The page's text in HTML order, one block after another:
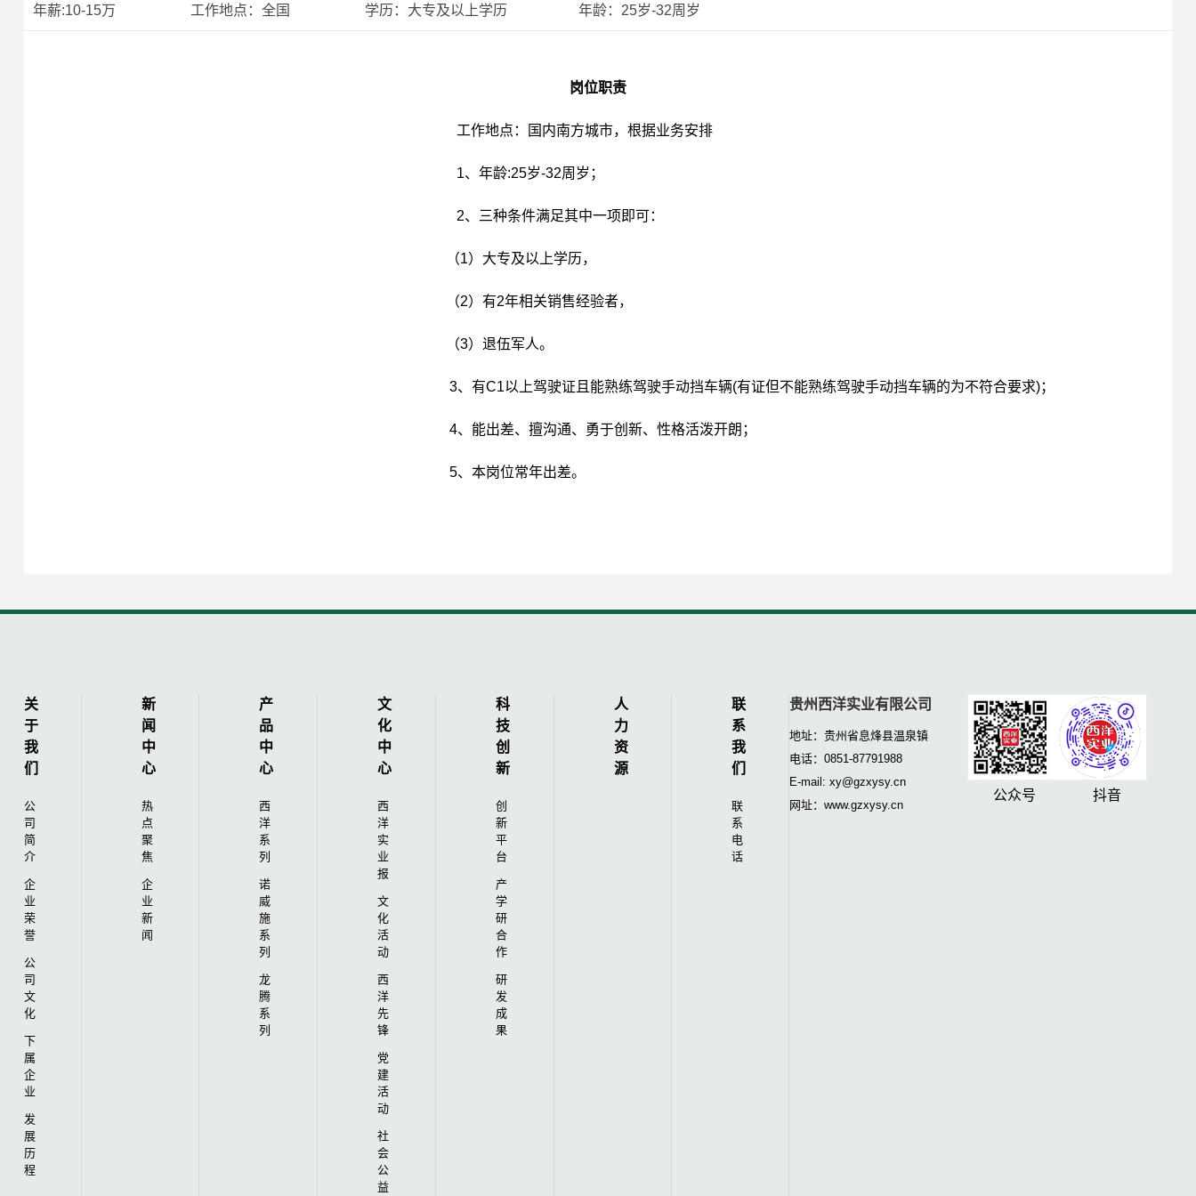
年薪:10-15万 工作地点：全国 学历：大专及以上学历 年龄：25岁-32周岁
岗位职责
工作地点：国内南方城市，根据业务安排
1、年龄:25岁-32周岁；
2、三种条件满足其中一项即可：
（1）大专及以上学历，
（2）有2年相关销售经验者，
（3）退伍军人。
3、有C1以上驾驶证且能熟练驾驶手动挡车辆(有证但不能熟练驾驶手动挡车辆的为不符合要求)；
4、能出差、擅沟通、勇于创新、性格活泼开朗；
5、本岗位常年出差。
关
于
我
们
公
司
简
介
企
业
荣
誉
公
司
文
化
下
属
企
业
发
展
历
程
新
闻
中
心
热
点
聚
焦
企
业
新
闻
产
品
中
心
西
洋
系
列
诺
威
施
系
列
龙
腾
系
列
文
化
中
心
西
洋
实
业
报
文
化
活
动
西
洋
先
锋
党
建
活
动
社
会
公
益
科
技
创
新
创
新
平
台
产
学
研
合
作
研
发
成
果
人
力
资
源
联
系
我
们
联
系
电
话
贵州西洋实业有限公司
地址：贵州省息烽县温泉镇
电话：0851-87791988
E-mail: xy@gzxysy.cn
网址：www.gzxysy.cn
公众号 抖音